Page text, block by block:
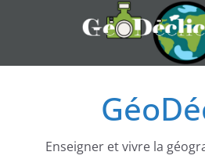
Enseigner et vivre la